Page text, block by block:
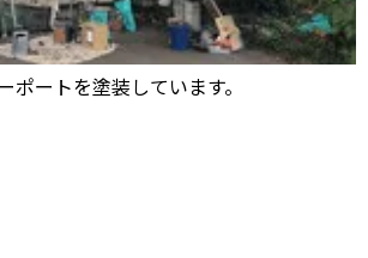
ポートを塗装しています。